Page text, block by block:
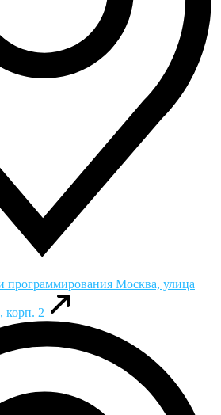
программирования Москва, улица
корп. 2